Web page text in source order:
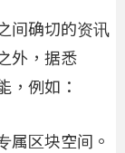
间确切的资讯
外，据悉
，例如：
属区块空间。